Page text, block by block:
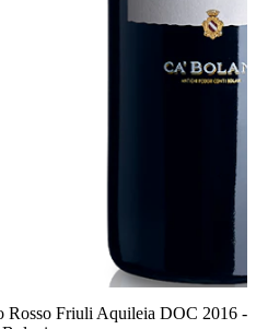
Rosso Friuli Aquileia DOC 2016 -